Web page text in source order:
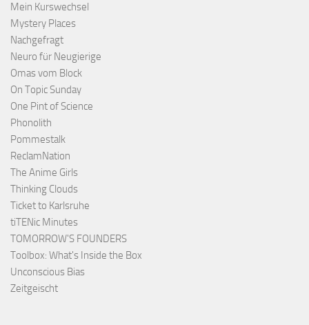
Mein Kurswechsel
Mystery Places
Nachgefragt
Neuro für Neugierige
Omas vom Block
On Topic Sunday
One Pint of Science
Phonolith
Pommestalk
ReclamNation
The Anime Girls
Thinking Clouds
Ticket to Karlsruhe
tiTENic Minutes
TOMORROW'S FOUNDERS
Toolbox: What's Inside the Box
Unconscious Bias
Zeitgeischt